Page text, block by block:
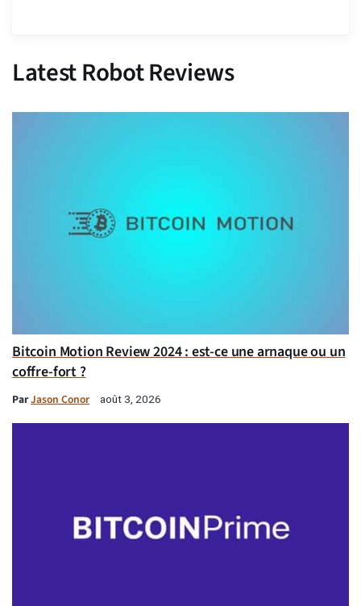
Latest Robot Reviews
Bitcoin Motion Review 2024 : est-ce une arnaque ou un
coffre-fort ?
ParJason Conor août 3, 2026